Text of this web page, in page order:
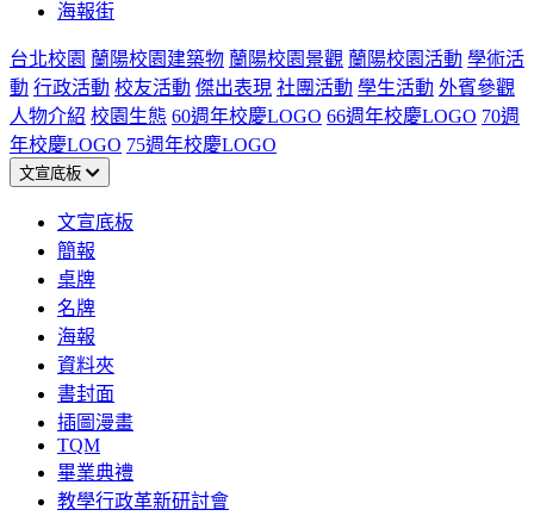
海報街
台北校園 蘭陽校園建築物 蘭陽校園景觀 蘭陽校園活動 學術活
動 行政活動 校友活動 傑出表現 社團活動 學生活動 外賓參觀
人物介紹 校園生態 60週年校慶LOGO 66週年校慶LOGO 70週
年校慶LOGO 75週年校慶LOGO
文宣底板
文宣底板
簡報
桌牌
名牌
海報
資料夾
書封面
插圖漫畫
TQM
畢業典禮
教學行政革新研討會